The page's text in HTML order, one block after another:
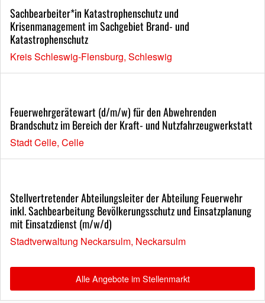
Sachbearbeiter*in Katastrophenschutz und
Krisenmanagement im Sachgebiet Brand- und
Katastrophenschutz
Kreis Schleswig-Flensburg, Schleswig
Feuerwehrgerätewart (d/m/w) für den Abwehrenden
Brandschutz im Bereich der Kraft- und Nutzfahrzeugwerkstatt
Stadt Celle, Celle
Stellvertretender Abteilungsleiter der Abteilung Feuerwehr
inkl. Sachbearbeitung Bevölkerungsschutz und Einsatzplanung
mit Einsatzdienst (m/w/d)
Stadtverwaltung Neckarsulm, Neckarsulm
Alle Angebote im Stellenmarkt